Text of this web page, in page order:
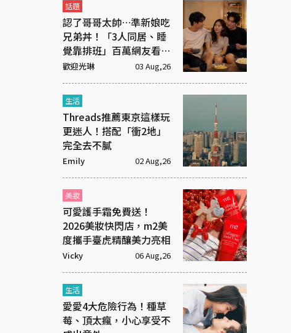
話題
認了哥哥太帥…準新娘吃
兄弟丼！「3人同居、睡
覺靠排班」百萬網友看傻
眼
歡迎光琳 03 Aug,26
生活
Threads推薦東京這樣玩
更迷人！搭配「衝2地」
完全去不膩
Emily 02 Aug,26
美妝
可愛護手霜免費送！
2026美妝快閃店，m2美
度攜手臺虎精釀美力亮相
Vicky 06 Aug,26
生活
愛愛4大危險行為！種草
莓、頂太瘋，小心享受不